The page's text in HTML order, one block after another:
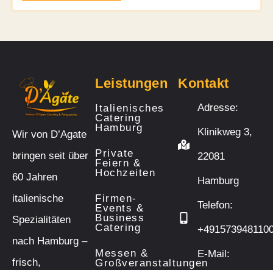
Wir von D’Agate
bringen seit über
60 Jahren
italienische
Spezialitäten
nach Hamburg –
frisch,
Leistungen
Italienisches
Catering
Hamburg
Private
Feiern &
Hochzeiten
Firmen-
Events &
Business
Catering
Messen &
Großveranstaltungen
Kontakt
Adresse:
Klinikweg 3,
22081
Hamburg
Telefon:
E-Mail: